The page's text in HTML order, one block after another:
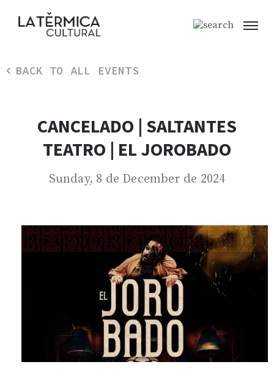
BACK TO ALL EVENTS
CANCELADO | SALTANTES
TEATRO | EL JOROBADO
Sunday, 8 de December de 2024